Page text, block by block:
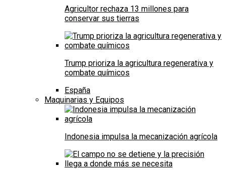
Agricultor rechaza 13 millones para
conservar sus tierras
Trump prioriza la agricultura regenerativa y
combate químicos
España
Maquinarias y Equipos
Indonesia impulsa la mecanización agrícola